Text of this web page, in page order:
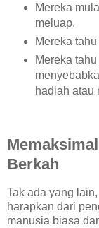
Mereka
meluap.
Mereka
Mereka
hadiah atau
Berkah
Tak ada yang
harapkan dari
manusia biasa